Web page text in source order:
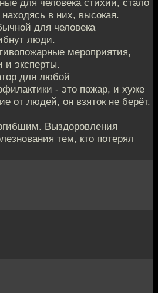
для человека стихии, стало
в них, высокая.
для человека
люди.
мероприятия,
и эксперты.
для любой
- это пожар, и хуже
от людей, он взяток не берёт.
Выздоровления
тем, кто потерял